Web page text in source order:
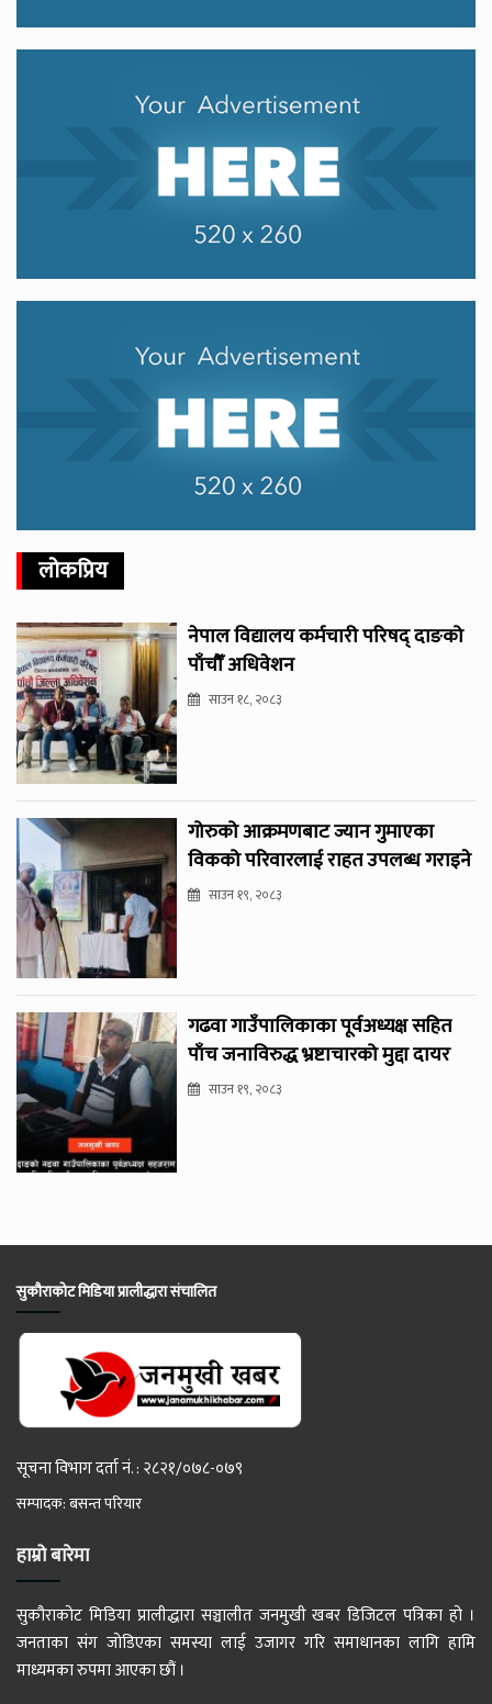
लोकप्रिय
नेपाल विद्यालय कर्मचारी परिषद् दाङको
पाँचौँ अधिवेशन
साउन १८, २०८३
गोरुको आक्रमणबाट ज्यान गुमाएका
विकको परिवारलाई राहत उपलब्ध गराइने
साउन १९, २०८३
गढवा गाउँपालिकाका पूर्वअध्यक्ष सहित
पाँच जनाविरुद्ध भ्रष्टाचारको मुद्दा दायर
साउन १९, २०८३
सुकौराकोट मिडिया प्रालीद्धारा संचालित
सूचना विभाग दर्ता नं. : २८२१/०७८-०७९
सम्पादक: बसन्त परियार
हाम्रो बारेमा
सुकौराकोट मिडिया प्रालीद्धारा सञ्चालीत जनमुखी खबर डिजिटल पत्रिका हो ।
जनताका संग जोडिएका समस्या लाई उजागर गरि समाधानका लागि हामि
माध्यमका रुपमा आएका छौं ।